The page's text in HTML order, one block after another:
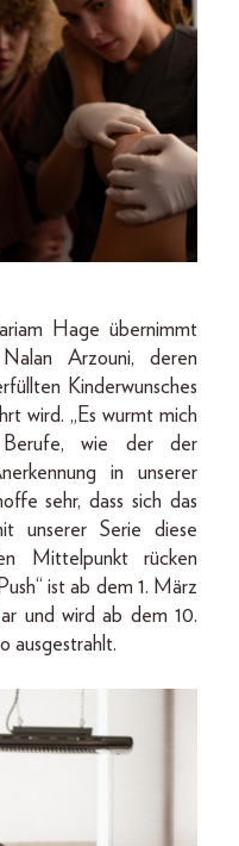
Hage übernimmt
Arzouni, deren
Kinderwunsches
wird. „Es wurmt mich
Berufe, wie der der
in unserer
sehr, dass sich das
unserer Serie diese
Mittelpunkt rücken
ist ab dem 1. März
und wird ab dem 10.
ausgestrahlt.